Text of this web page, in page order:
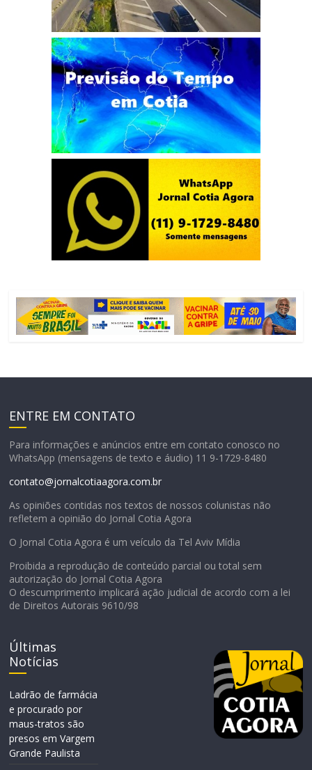
ENTRE EM CONTATO
Para informações e anúncios entre em contato conosco no
WhatsApp (mensagens de texto e áudio) 11 9-1729-8480
contato@jornalcotiaagora.com.br
As opiniões contidas nos textos de nossos colunistas não
refletem a opinião do Jornal Cotia Agora
O Jornal Cotia Agora é um veículo da Tel Aviv Mídia
Proibida a reprodução de conteúdo parcial ou total sem
autorização do Jornal Cotia Agora
O descumprimento implicará ação judicial de acordo com a lei
de Direitos Autorais 9610/98
Últimas
Notícias
Ladrão de farmácia
e procurado por
maus-tratos são
presos em Vargem
Grande Paulista